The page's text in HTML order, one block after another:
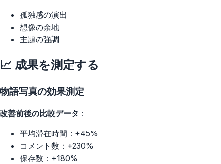
孤独感の演出
想像の余地
主題の強調
📈 成果を測定する
物語写真の効果測定
改善前後の比較データ ：
平均滞在時間：+45%
コメント数：+230%
保存数：+180%